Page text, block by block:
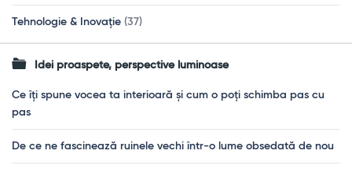
Tehnologie & Inovație (37)
Idei proaspete, perspective luminoase
Ce îți spune vocea ta interioară și cum o poți schimba pas cu
pas
De ce ne fascinează ruinele vechi într-o lume obsedată de nou